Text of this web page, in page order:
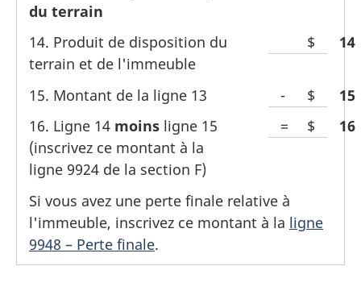
du terrain
14. Produit de disposition du
terrain et de l'immeuble
$
Espace
pour
le
montant
14
15. Montant de la ligne 13 -
Espace
pour
le
$
15
16. Ligne 14 moins ligne 15
(inscrivez ce montant à la
ligne 9924 de la section F)
=
Espace
$ 16
Si vous avez une perte finale relative à
l'immeuble, inscrivez ce montant à la ligne
9948 – Perte finale.